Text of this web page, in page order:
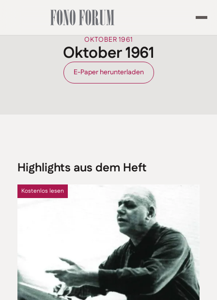
OKTOBER 1961
Oktober 1961
E-Paper herunterladen
Highlights aus dem Heft
Kostenlos lesen